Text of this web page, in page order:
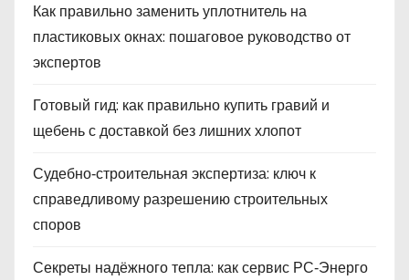
Как правильно заменить уплотнитель на
пластиковых окнах: пошаговое руководство от
экспертов
Готовый гид: как правильно купить гравий и
щебень с доставкой без лишних хлопот
Судебно‑строительная экспертиза: ключ к
справедливому разрешению строительных
споров
Секреты надёжного тепла: как сервис РС‑Энерго